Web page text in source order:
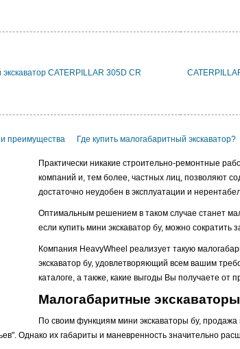
CATERPILLAR 305D CR
преимущества Где купить малогабаритный экскаватор?
Практически никакие строительно-ремонтные
компаний и, тем более, частных лиц, позволяют
достаточно неудобен в эксплуатации и
Оптимальным решением в таком случае станет
если купить мини экскаватор бу, можно сократить
Компания HeavyWheel реализует такую
экскаватор бу, удовлетворяющий всем вашим
каталоге, а также, какие выгоды Вы получаете от
Малогабаритные
По своим функциям мини экскаваторы бу,
Однако их габариты и маневренность значительно